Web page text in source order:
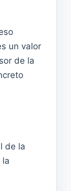
un valor
de la
de la
la